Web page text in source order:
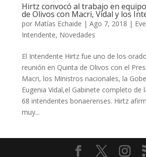
Hirtz convocó al trabajo en
de Olivos con Macri, Vidal y los
por Matías Echaide | Ago 7, 2018 |
Intendente, Novedades
El Intendente Hirtz fue uno de los
reunión en Quinta de Olivos con el
Macri, los Ministros nacionales, la
Eugenia Vidal,el Gabinete completo de
68 intendentes bonaerenses. Hirtz
muy...